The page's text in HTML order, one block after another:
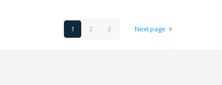
1 2 3 Next page